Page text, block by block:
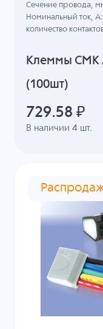
Клеммы СМК
(100шт)
В наличии4 шт.
Сечение провода,
Номинальный ток,
количество
729.58 ₽